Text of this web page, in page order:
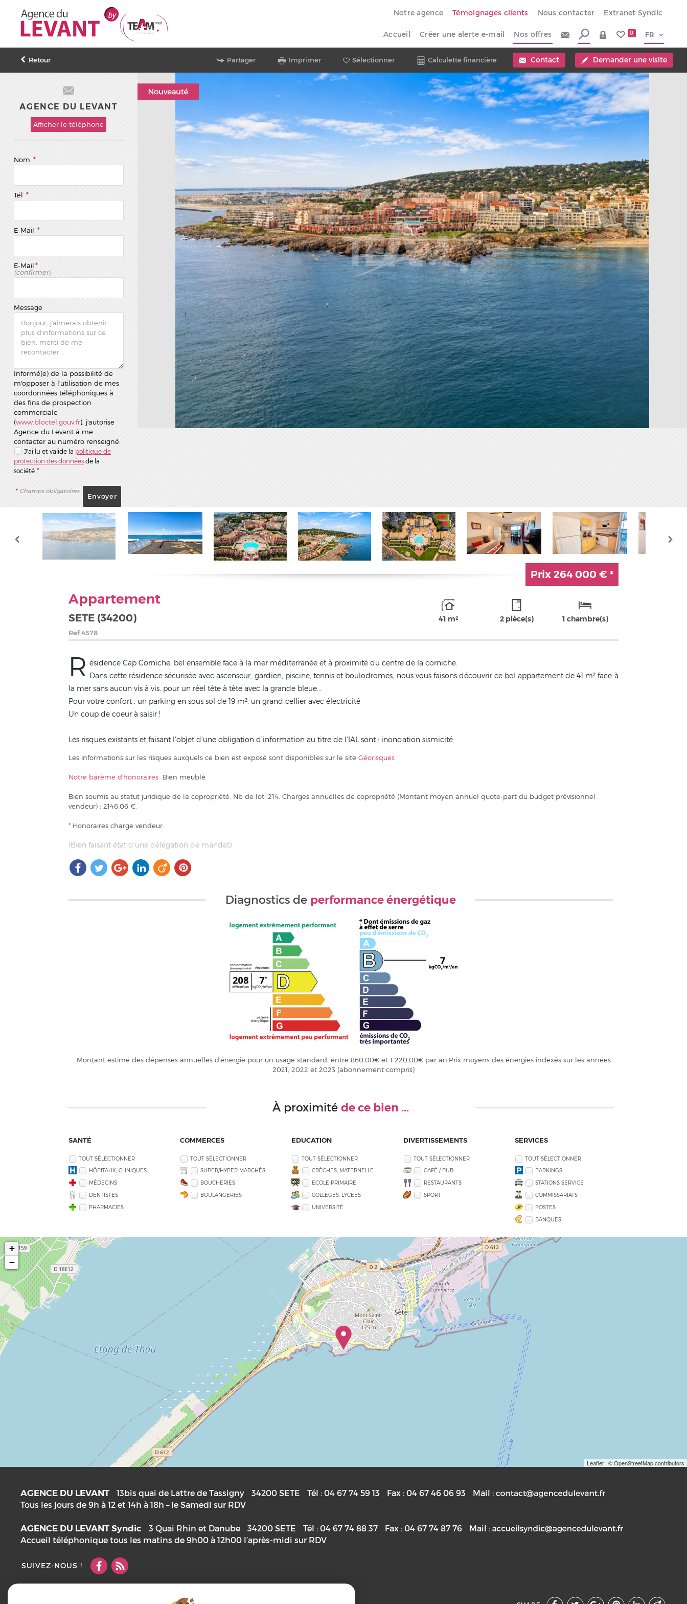
Notre agence Témoignages clients Nous contacter Extranet Syndic
Accueil Créer une alerte e-mail Nos offres 0
Retour Partager Imprimer Sélectionner Calculette financière Contact Demander une visite
AGENCE DU LEVANT
Afficher le téléphone
Nom *
Tél *
E-Mail *
E-Mail*
(confirmer)
Message
Informé(e) de la possibilité de
m'opposer à l'utilisation de mes
coordonnées téléphoniques à
des fins de prospection
commerciale
(www.bloctel.gouv.fr), j'autorise
Agence du Levant à me
contacter au numéro renseigné.
J'ai lu et valide la politique de
protection des données de la
société.*
* Champs obligatoires
Prix264 000 € *
Appartement
SETE (34200)
Ref4578
41 m² 2 pièce(s) 1 chambre(s)
R ésidence Cap Corniche, bel ensemble face à la mer méditerranée et à proximité du centre de la corniche.
Dans cette résidence sécurisée avec ascenseur, gardien, piscine, tennis et boulodromes, nous vous faisons découvrir ce bel appartement de 41 m² face à
la mer sans aucun vis à vis, pour un réel tête à tête avec la grande bleue...
Pour votre confort : un parking en sous sol de 19 m², un grand cellier avec électricité
Un coup de coeur à saisir !
Les risques existants et faisant l'objet d'une obligation d'information au titre de l'IAL sont : inondation sismicité
Les informations sur les risques auxquels ce bien est exposé sont disponibles sur le siteGéorisques
Notre barème d'honoraires Bien meublé.
Bien soumis au statut juridique de la copropriété. Nb de lot :214. Charges annuelles de copropriété (Montant moyen annuel quote-part du budget prévisionnel
vendeur) : 2146.06 €.
* Honoraires charge vendeur.
(Bien faisant état d'une délégation de mandat)
Diagnostics de performance énergétique
Montant estimé des dépenses annuelles d'énergie pour un usage standard: entre 860,00€ et 1 220,00€ par an.Prix moyens des énergies indexés sur les années
2021, 2022 et 2023 (abonnement compris)
À proximitéde ce bien ...
SANTÉ
TOUT SÉLECTIONNER
HÔPITAUX, CLINIQUES
MÉDECINS
DENTISTES
PHARMACIES
COMMERCES
TOUT SÉLECTIONNER
SUPER/HYPER MARCHÉS
BOUCHERIES
BOULANGERIES
EDUCATION
TOUT SÉLECTIONNER
CRÈCHES, MATERNELLE
ECOLE PRIMAIRE
COLLÈGES, LYCÉES
UNIVERSITÉ
DIVERTISSEMENTS
TOUT SÉLECTIONNER
CAFÉ / PUB
RESTAURANTS
SPORT
SERVICES
TOUT SÉLECTIONNER
PARKINGS
STATIONS SERVICE
COMMISSARIATS
POSTES
BANQUES
+
−
Leaflet | © OpenStreetMap contributors
AGENCE DU LEVANT 13bis quai de Lattre de Tassigny 34200 SETE Tél :04 67 74 59 13 Fax :04 67 46 06 93
Mail :
Tous les jours de 9h à 12 et 14h à 18h – le Samedi sur RDV
AGENCE DU LEVANT Syndic 3 Quai Rhin et Danube 34200 SETE Tél :04 67 74 88 37 Fax :04 67 74 87 76
Mail :
Accueil téléphonique tous les matins de 9h00 à 12h00 l’après-midi sur RDV
SUIVEZ-NOUS !
Plan